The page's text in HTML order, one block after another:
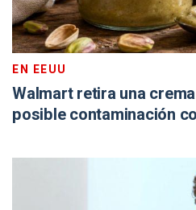
EN EEUU
Walmart retira una
posible contaminación